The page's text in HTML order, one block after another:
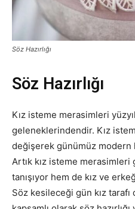
Söz Hazırlığı
Söz Hazırlığı
Kız isteme merasimleri
geleneklerindendir. Kız
değişerek günümüz modern
Artık kız isteme
tanışıyor hem de kız ve
Söz kesileceği gün kız tarafı